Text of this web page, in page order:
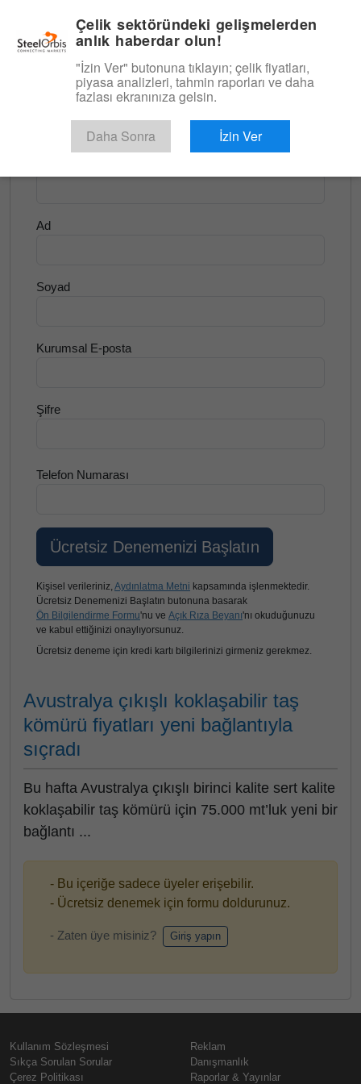
Hurda ve Hammadde
Ücretsiz Deneyin
Ad
Soyad
Kurumsal E-posta
Şifre
Telefon Numarası
Kişisel verileriniz, Aydınlatma Metni kapsamında işlenmektedir.
Ücretsiz Denemenizi Başlatın butonuna basarak
Ön Bilgilendirme Formu'nu ve Açık Rıza Beyanı'nı okuduğunuzu
ve kabul ettiğinizi onaylıyorsunuz.
Ücretsiz deneme için kredi kartı bilgilerinizi girmeniz gerekmez.
Avustralya çıkışlı koklaşabilir taş
kömürü fiyatları yeni bağlantıyla
sıçradı
Bu hafta Avustralya çıkışlı birinci kalite sert kalite
koklaşabilir taş kömürü için 75.000 mt’luk yeni bir
bağlantı ...
- Bu içeriğe sadece üyeler erişebilir.
- Ücretsiz denemek için formu doldurunuz.
- Zaten üye misiniz? Giriş yapın
Kullanım Sözleşmesi
Sıkça Sorulan Sorular
Çerez Politikası
Reklam
Danışmanlık
Raporlar & Yayınlar
Çelik sektöründeki gelişmelerden
anlık haberdar olun!
"İzin Ver" butonuna tıklayın; çelik fiyatları,
piyasa analizleri, tahmin raporları ve daha
fazlası ekranınıza gelsin.
Daha Sonra İzin Ver